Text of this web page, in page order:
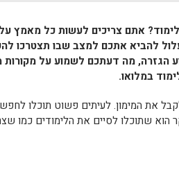
אתם צריכים לעשות כל מאמץ
להביא אתכם למצב שבו תצטרכו
הגזרה, מה דעתכם לשמוע על מקורות
במלואו.
את המימון. לעיתים פשוט תוכלו
הוא שתוכלו לסיים את הלימודים כמו